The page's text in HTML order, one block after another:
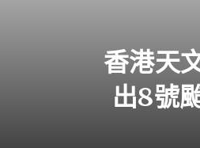
香港天
出8號